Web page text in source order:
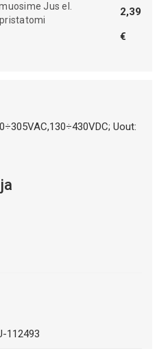
Jus el.
2,39
€
Uout:
112493